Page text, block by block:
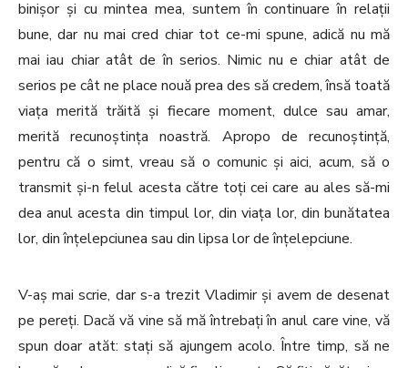
binișor și cu mintea mea, suntem în continuare în relații
bune, dar nu mai cred chiar tot ce-mi spune, adică nu mă
mai iau chiar atât de în serios. Nimic nu e chiar atât de
serios pe cât ne place nouă prea des să credem, însă toată
viața merită trăită și fiecare moment, dulce sau amar,
merită recunoștința noastră. Apropo de recunoștință,
pentru că o simt, vreau să o comunic și aici, acum, să o
transmit și-n felul acesta către toți cei care au ales să-mi
dea anul acesta din timpul lor, din viața lor, din bunătatea
lor, din înțelepciunea sau din lipsa lor de înțelepciune.
V-aș mai scrie, dar s-a trezit Vladimir și avem de desenat
pe pereți. Dacă vă vine să mă întrebați în anul care vine, vă
spun doar atăt: stați să ajungem acolo. Între timp, să ne